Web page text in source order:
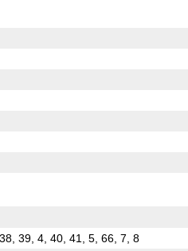
39, 4, 40, 41, 5, 66, 7, 8